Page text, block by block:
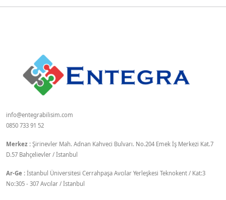
info@entegrabilisim.com
0850 733 91 52
Merkez : Şirinevler Mah. Adnan Kahveci Bulvarı. No.204 Emek İş Merkezi Kat.7
D.57 Bahçelievler / İstanbul
Ar-Ge : İstanbul Üniversitesi Cerrahpaşa Avcılar Yerleşkesi Teknokent / Kat:3
No:305 - 307 Avcılar / İstanbul